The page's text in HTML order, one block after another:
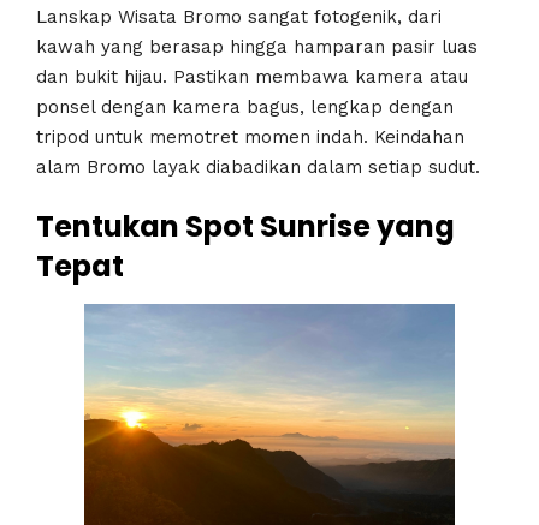
Lanskap Wisata Bromo sangat fotogenik, dari
kawah yang berasap hingga hamparan pasir luas
dan bukit hijau. Pastikan membawa kamera atau
ponsel dengan kamera bagus, lengkap dengan
tripod untuk memotret momen indah. Keindahan
alam Bromo layak diabadikan dalam setiap sudut.
Tentukan Spot Sunrise yang
Tepat